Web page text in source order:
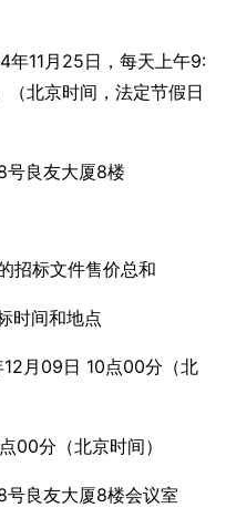
11月25日，每天上午9:
北京时间，法定节假日
号良友大厦8楼
招标文件售价总和
时间和地点
月09日 10点00分（北
00分（北京时间）
号良友大厦8楼会议室